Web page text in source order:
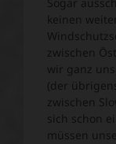
keinen
zwischen
wir ganz
(der
zwischen
sich schon
müssen